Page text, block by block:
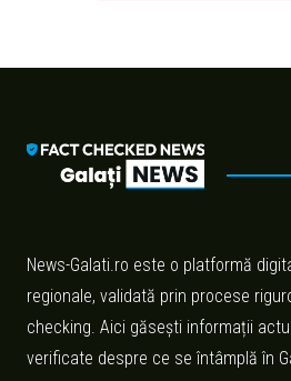
News-Galati.ro este o platformă
regionale, validată prin procese
checking. Aici găsești informații
verificate despre ce se întâmplă în